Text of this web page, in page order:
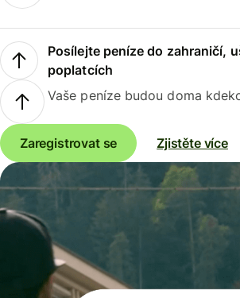
Posílejte peníze do zahraničí,
poplatcích
Vaše peníze budou doma
Zaregistrovat se Zjistěte více